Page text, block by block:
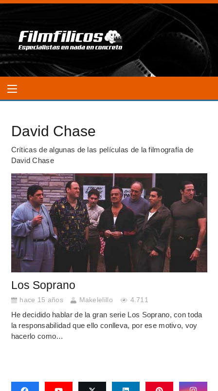
David Chase
Críticas de algunas de las películas de la filmografía de
David Chase
Los Soprano
hace 15 años Makelelillo 4.711
He decidido hablar de la gran serie Los Soprano, con toda
la responsabilidad que ello conlleva, por ese motivo, voy
hacerlo como…